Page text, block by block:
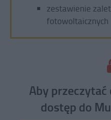
zestawienie
fotowoltaicznych
Aby przeczytać
dostęp do